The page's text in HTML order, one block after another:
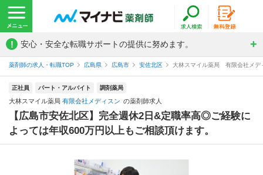
! 安心・安全な転職サポートの提供に努めます。
薬剤師の求人・転職TOP 広島県 広島市 安佐北区 大林スマイル薬局 有限会社メデ
正社員 パート・アルバイト 調剤薬局
大林スマイル薬局 有限会社メディスン の薬剤師求人
【広島市安佐北区】完全週休2日&定職率高◎ご経験に
よっては年収600万円以上もご相談頂けます。